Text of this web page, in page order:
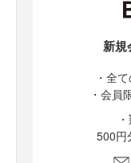
新規
・全
・会員
500円